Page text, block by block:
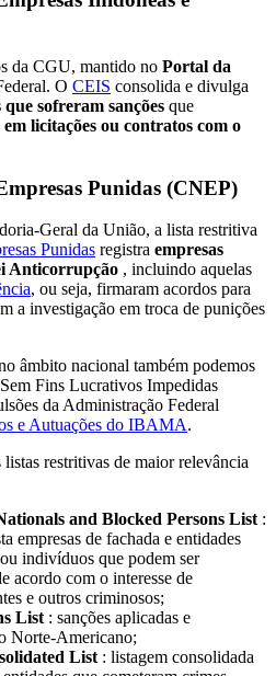
da CGU, mantido no Portal da
O CEIS consolida e divulga
sofreram sanções que
licitações ou contratos com o
Punidas (CNEP)
Geral da União, a lista restritiva
Punidas registra empresas
Anticorrupção , incluindo aquelas
, ou seja, firmaram acordos para
a investigação em troca de punições
âmbito nacional também podemos
Fins Lucrativos Impedidas
da Administração Federal
e Autuações do IBAMA.
restritivas de maior relevância
and Blocked Persons List :
empresas de fachada e entidades
indivíduos que podem ser
acordo com o interesse de
e outros criminosos;
List : sanções aplicadas e
Norte-Americano;
List : listagem consolidada